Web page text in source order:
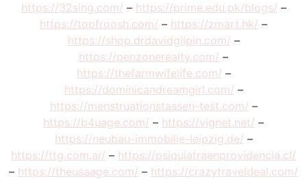
https://32sing.com/ – https://prime.edu.pk/blogs/ –
https://topfroosh.com/ – https://zmart.hk/ –
https://shop.drdavidgilpin.com/ –
https://penzonerealty.com/ –
https://thefarmwifelife.com/ –
https://dominicandreamgirl.com/ –
https://menstruationstassen-test.com/ –
https://b4uage.com/ – https://vignet.net/ –
https://neubau-immobilie-leipzig.de/ –
https://ttg.com.ar/ – https://psiquiatraenprovidencia.cl/
– https://theusaage.com/ – https://crazytraveldeal.com/